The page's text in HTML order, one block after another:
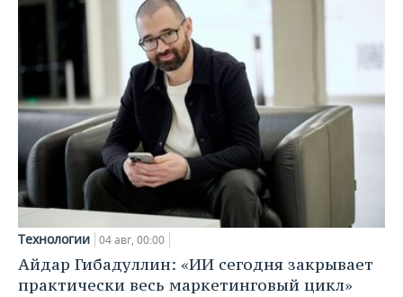
Технологии 04 авг, 00:00
Айдар Гибадуллин: «ИИ сегодня закрывает
практически весь маркетинговый цикл»